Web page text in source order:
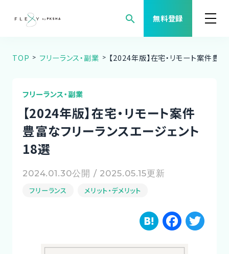
search 無料登録
案件検索
職種から案件を探す
FLEXYについて
よくある質問
福利厚生
TOP フリーランス・副業 【2024年版】在宅・リモート案件豊
フリーランス・副業
【2024年版】在宅・リモート案件
豊富なフリーランスエージェント
18選
2024.01.30公開 / 2025.05.15更新
フリーランス メリット・デメリット
H
a
F
a